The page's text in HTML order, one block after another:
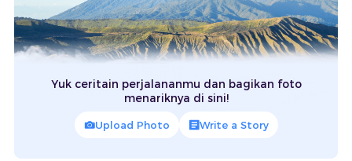
Yuk ceritain perjalananmu dan bagikan foto
menariknya di sini!
Upload Photo Write a Story